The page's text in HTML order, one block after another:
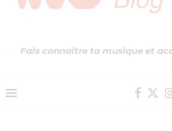
Fais connaître ta musique et